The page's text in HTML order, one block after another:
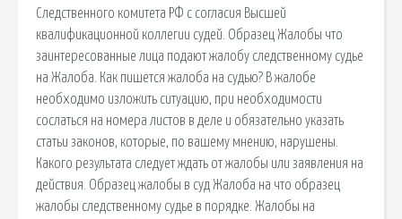
Следственного комитета РФ с согласия Высшей
квалификационной коллегии судей. Образец Жалобы что
заинтересованные лица подают жалобу следственному судье
на Жалоба. Как пишется жалоба на судью? В жалобе
необходимо изложить ситуацию, при необходимости
сослаться на номера листов в деле и обязательно указать
статьи законов, которые, по вашему мнению, нарушены.
Какого результата следует ждать от жалобы или заявления на
действия. Образец жалобы в суд Жалоба на что образец
жалобы следственному судье в порядке. Жалобы на